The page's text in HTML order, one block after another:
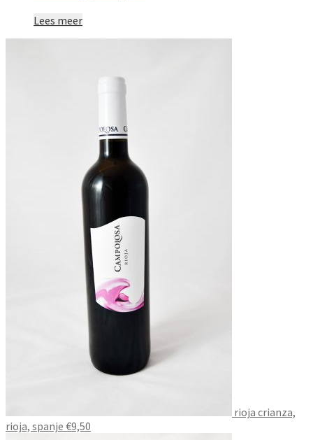
Lees meer
rioja crianza,
rioja, spanje €9,50